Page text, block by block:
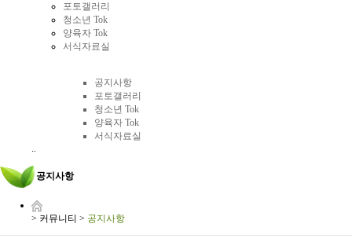
포토갤러리
청소년 Tok
양육자 Tok
서식자료실
공지사항
포토갤러리
청소년 Tok
양육자 Tok
서식자료실
..
공지사항
> 커뮤니티 > 공지사항